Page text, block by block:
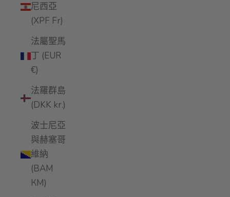
尼西亞
(XPF Fr)
法屬聖馬
丁 (EUR
€)
法羅群島
(DKK kr.)
波士尼亞
與赫塞哥
維納
(BAM
КМ)